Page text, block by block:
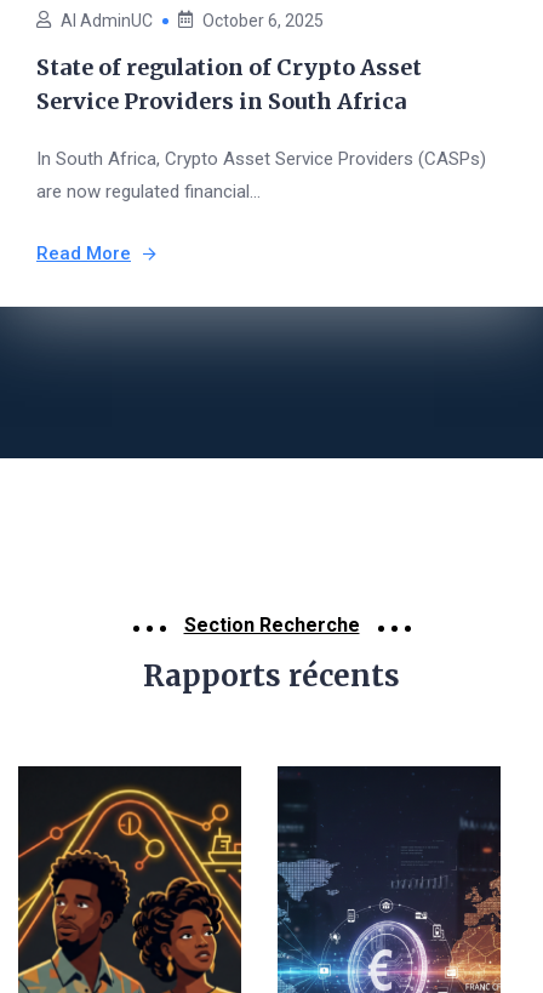
AI AdminUC October 6, 2025
State of regulation of Crypto Asset
Service Providers in South Africa
In South Africa, Crypto Asset Service Providers (CASPs)
are now regulated financial...
Read More
Section Recherche
Rapports récents